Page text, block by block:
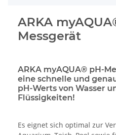
ARKA
Messgerät
ARKA myAQUA® pH-
eine schnelle und
pH-Werts von Wasser
Flüssigkeiten!
Es eignet sich optimal zur